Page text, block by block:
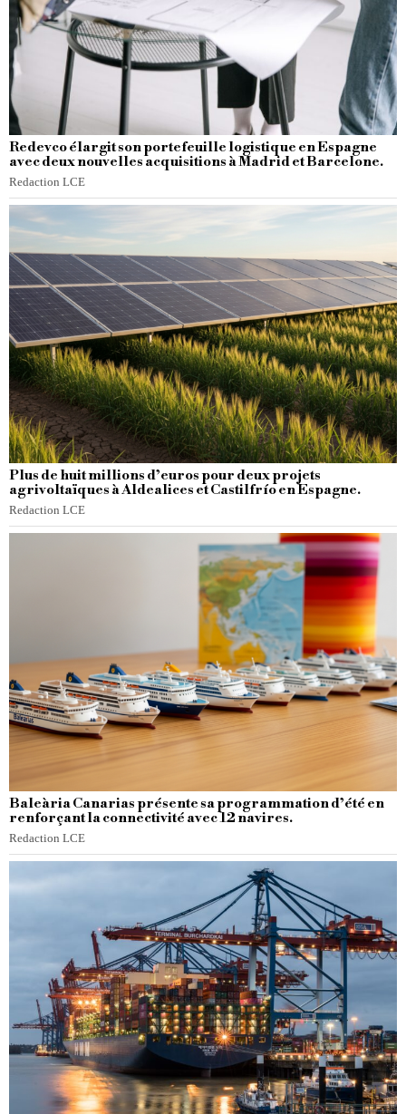
Redevco élargit son portefeuille logistique en Espagne
avec deux nouvelles acquisitions à Madrid et Barcelone.
Redaction LCE
Plus de huit millions d’euros pour deux projets
agrivoltaïques à Aldealices et Castilfrío en Espagne.
Redaction LCE
Baleària Canarias présente sa programmation d’été en
renforçant la connectivité avec 12 navires.
Redaction LCE